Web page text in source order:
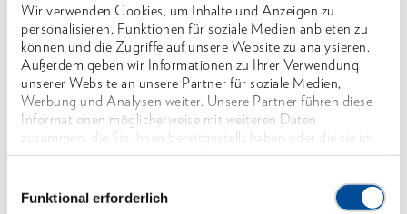
Wir verwenden Cookies, um Inhalte und Anzeigen zu
personalisieren, Funktionen für soziale Medien anbieten zu
können und die Zugriffe auf unsere Website zu analysieren.
Außerdem geben wir Informationen zu Ihrer Verwendung
unserer Website an unsere Partner für soziale Medien,
Werbung und Analysen weiter. Unsere Partner führen diese
Informationen möglicherweise mit weiteren Daten
zusammen, die Sie ihnen bereitgestellt haben oder die sie im
Rahmen Ihrer Nutzung der Dienste gesammelt haben. Unsere
Funktional erforderlich
Ausführung nach DIN 837 Form B, ISO 3318, ISO
1085
Flache Ausführung
Mit dünnwandigen Ringen
UD-Profil
Vanadium-Stahl 31CrV3, verchromt